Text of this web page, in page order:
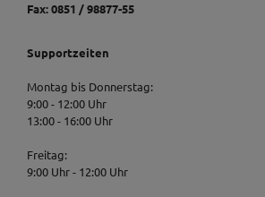
Fax: 0851 / 98877-55
Supportzeiten
Montag bis Donnerstag:
9:00 - 12:00 Uhr
13:00 - 16:00 Uhr
Freitag:
9:00 Uhr - 12:00 Uhr